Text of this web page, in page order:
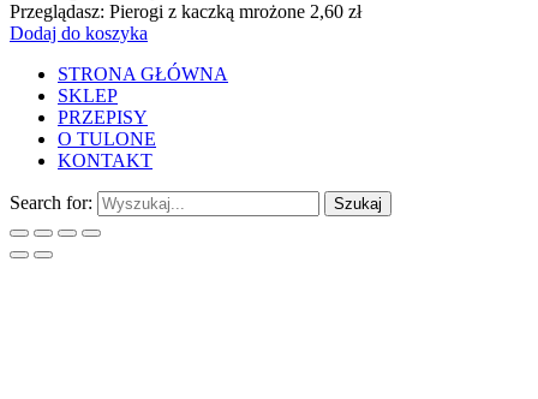
Przeglądasz: Pierogi z kaczką mrożone 2,60 zł
Dodaj do koszyka
STRONA GŁÓWNA
SKLEP
PRZEPISY
O TULONE
KONTAKT
Search for: Szukaj